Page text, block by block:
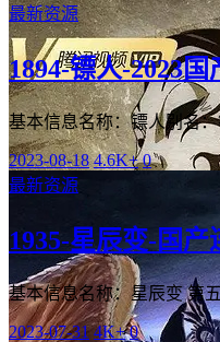
最新资源
1894-镖人-2023
基本信息名称：镖人别名
2023-08-18 4.6K+ 0
最新资源
1935-星辰变-国
基本信息名称：星辰变 第
2023-07-31 4K+ 0